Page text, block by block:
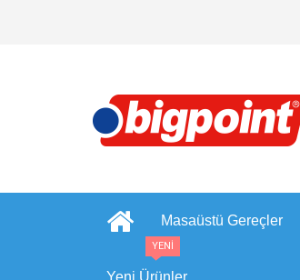
Masaüstü Gereçler
Yeni Ürünler
YENİ